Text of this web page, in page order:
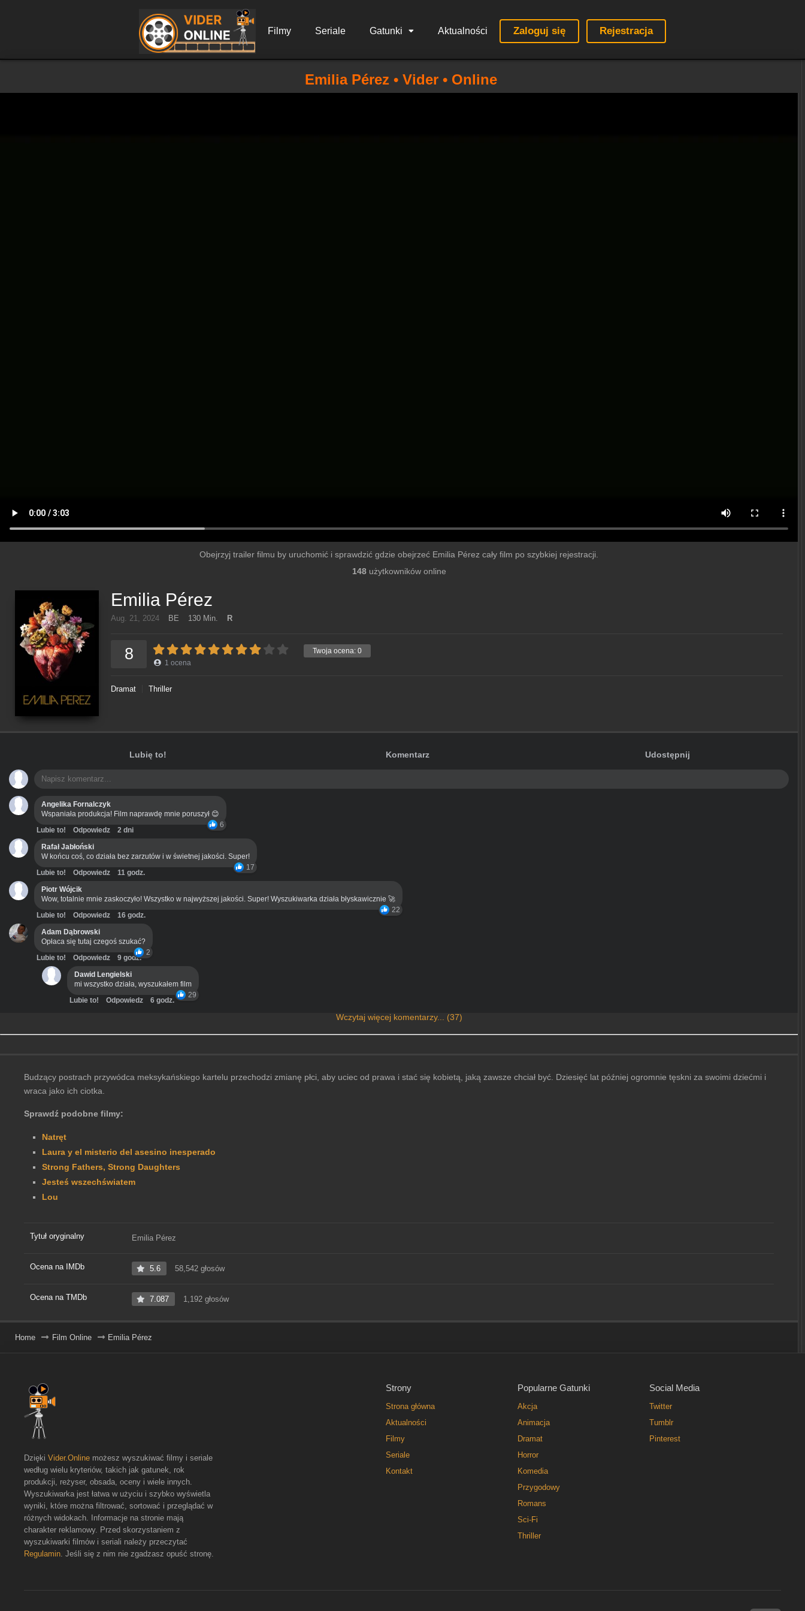
Filmy Seriale Gatunki Aktualności Zaloguj się Rejestracja
Emilia Pérez • Vider • Online
Obejrzyj trailer filmu by uruchomić i sprawdzić gdzie obejrzeć Emilia Pérez cały film po szybkiej rejestracji.
148użytkowników online
Emilia Pérez
Aug. 21, 2024 BE 130 Min. R
Twoja ocena: 0
8 1 ocena
Dramat Thriller
Lubię to! Komentarz Udostępnij
Angelika Fornalczyk
Wspaniała produkcja! Film naprawdę mnie poruszył 😊
6
Lubie to! Odpowiedz
2 dni
Rafał Jabłoński
W końcu coś, co działa bez zarzutów i w świetnej jakości. Super!
17
Lubie to! Odpowiedz
11 godz.
Piotr Wójcik
Wow, totalnie mnie zaskoczyło! Wszystko w najwyższej jakości. Super! Wyszukiwarka działa błyskawicznie 🚀
22
Lubie to! Odpowiedz
16 godz.
Adam Dąbrowski
Opłaca się tutaj czegoś szukać?
2
Lubie to! Odpowiedz
9 godz.
Dawid Lengielski
mi wszystko działa, wyszukałem film
29
Lubie to! Odpowiedz 6 godz.
Wczytaj więcej komentarzy... (37)
Budzący postrach przywódca meksykańskiego kartelu przechodzi zmianę płci, aby uciec od prawa i stać się kobietą, jaką zawsze chciał być. Dziesięć lat później ogromnie tęskni za swoimi dziećmi i
wraca jako ich ciotka.
Sprawdź podobne filmy:
Natręt
Laura y el misterio del asesino inesperado
Strong Fathers, Strong Daughters
Jesteś wszechświatem
Lou
Tytuł oryginalny Emilia Pérez
Ocena na IMDb 5.6 58,542 głosów
Ocena na TMDb 7.087 1,192 głosów
Home Film Online Emilia Pérez
Strony
Strona główna
Aktualności
Filmy
Seriale
Kontakt
Popularne Gatunki
Akcja
Animacja
Dramat
Horror
Komedia
Przygodowy
Romans
Sci-Fi
Thriller
Social Media
Twitter
Tumblr
Pinterest
Dzięki Vider.Online możesz wyszukiwać filmy i seriale
według wielu kryteriów, takich jak gatunek, rok
produkcji, reżyser, obsada, oceny i wiele innych.
Wyszukiwarka jest łatwa w użyciu i szybko wyświetla
wyniki, które można filtrować, sortować i przeglądać w
różnych widokach. Informacje na stronie mają
charakter reklamowy. Przed skorzystaniem z
wyszukiwarki filmów i seriali należy przeczytać
Regulamin. Jeśli się z nim nie zgadzasz opuść stronę.